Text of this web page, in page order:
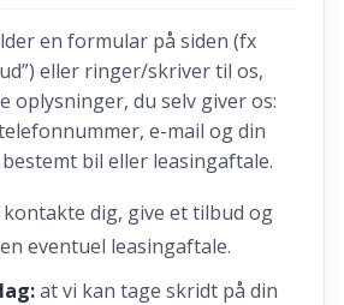
en formular på siden (fx
eller ringer/skriver til os,
oplysninger, du selv giver os:
e-mail og din
bil eller leasingaftale.
dig, give et tilbud og
eventuel leasingaftale.
at vi kan tage skridt på din